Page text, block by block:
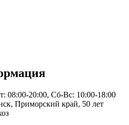
08:00-20:00, Сб-Вс: 10:00-18:00
Приморский край, 50 лет